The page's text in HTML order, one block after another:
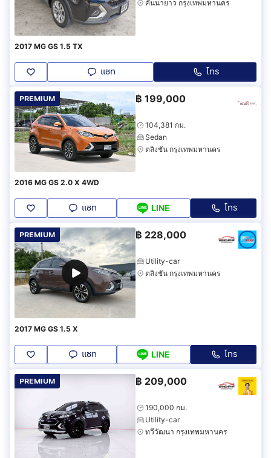
คันนายาว กรุงเทพมหานคร
2017 MG GS 1.5 TX
แชท โทร
PREMIUM ฿ 199,000
104,381 กม.
Sedan
ตลิ่งชัน กรุงเทพมหานคร
2016 MG GS 2.0 X 4WD
แชท LINE โทร
PREMIUM ฿ 228,000
Utility-car
ตลิ่งชัน กรุงเทพมหานคร
2017 MG GS 1.5 X
แชท LINE โทร
PREMIUM ฿ 209,000
190,000 กม.
Utility-car
ทวีวัฒนา กรุงเทพมหานคร